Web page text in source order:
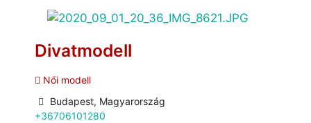
Divatmodell
Női modell
Budapest, Magyarország
+36706101280